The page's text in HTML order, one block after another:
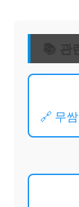
📚 관
🔗 무